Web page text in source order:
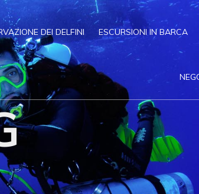
DEI DELFINI ESCURSIONI IN BARCA